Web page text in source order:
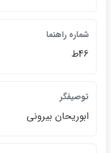
شماره راهنما
46ط
توصيفگر
ابوريحان بيروني